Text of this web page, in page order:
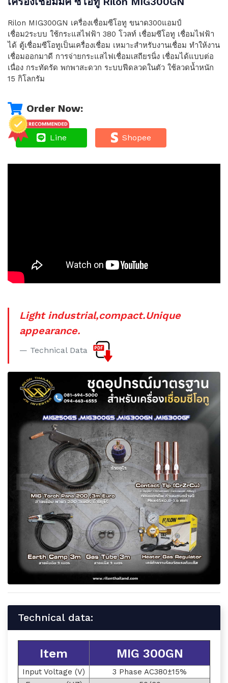
Rilon MIG300GN เครื่องเชื่อมซีโอทู ขนาด300แอมป์
เชื่อม2ระบบ ใช้กระแสไฟฟ้า 380 โวลท์ เชื่อมซีโอทู เชื่อมไฟฟ้า
ได้ ตู้เชื่อมซีโอทูเป็นเครื่องเชื่อม เหมาะสำหรับงานเชื่อม ทำให้งาน
เชื่อมออกมาดี การจ่ายกระแสไฟเชื่อมเสถียรนิ่ง เชื่อมได้แบบต่อ
เนื่อง กระทัดรัด พกพาสะดวก ระบบฟีดลวดในตัว ใช้ลวดน้ำหนัก
15 กิโลกรัม
Order Now:
Line Shopee
Light industrial,compact.Unique
appearance.
Technical Data
Technical data:
Item MIG 300GN
Input Voltage (V)
3 Phase AC380±15%